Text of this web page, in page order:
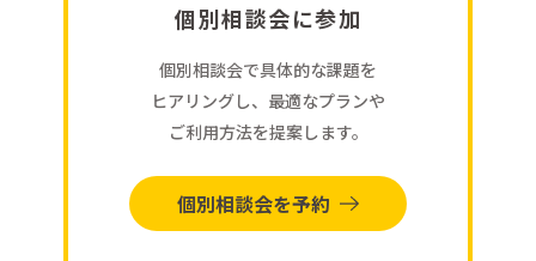
個別相談会に参加
個別相談会で具体的な課題を
ヒアリングし、最適なプランや
ご利用方法を提案します。
個別相談会を予約